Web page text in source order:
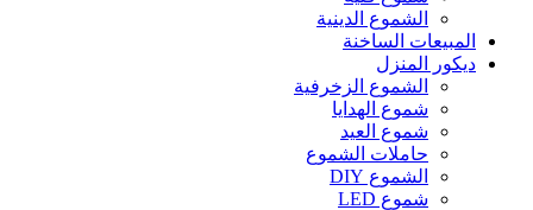
الشموع الدينية
المبيعات الساخنة
ديكور المنزل
الشموع الزخرفية
شموع الهدايا
شموع العيد
حاملات الشموع
الشموع DIY
شموع LED